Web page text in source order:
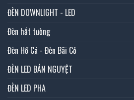
ĐÈN DOWNLIGHT - LED
Đèn hắt tường
Đèn Hồ Cá - Đèn Bãi Cỏ
ĐÈN LED BÁN NGUYỆT
ĐÈN LED PHA